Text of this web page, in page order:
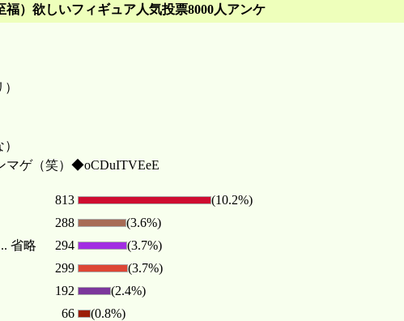
）欲しいフィギュア人気投票8000人アンケ
マゲ（笑）◆oCDuITVEeE
813
(10.2%)
288
(3.6%)
省略 294
(3.7%)
299
(3.7%)
192
(2.4%)
66
(0.8%)